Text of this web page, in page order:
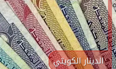
الدينار الكويتي